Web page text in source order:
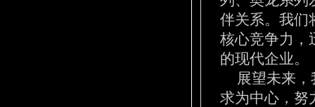
伴关系。我们
核心竞争力，
的现代企业。
展望未来，
求为中心，努